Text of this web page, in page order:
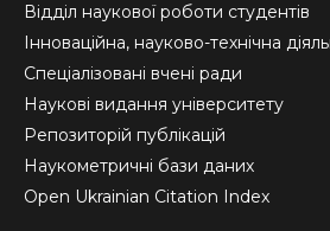
Відділ наукової роботи студентів
Інноваційна, науково-технічна
Спеціалізовані вчені ради
Наукові видання університету
Репозиторій публікацій
Наукометричні бази даних
Open Ukrainian Citation Index